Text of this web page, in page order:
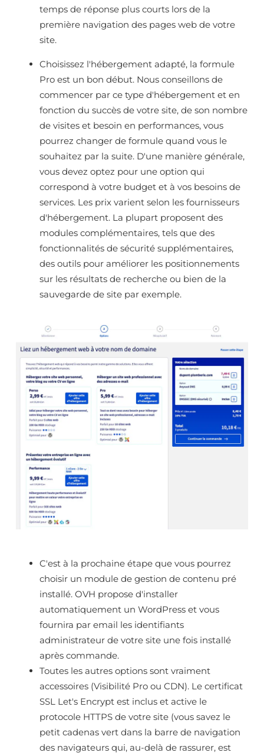
temps de réponse plus courts lors de la
première navigation des pages web de votre
site.
Choisissez l'hébergement adapté, la formule
Pro est un bon début. Nous conseillons de
commencer par ce type d'hébergement et en
fonction du succès de votre site, de son nombre
de visites et besoin en performances, vous
pourrez changer de formule quand vous le
souhaitez par la suite. D'une manière générale,
vous devez optez pour une option qui
correspond à votre budget et à vos besoins de
services. Les prix varient selon les fournisseurs
d'hébergement. La plupart proposent des
modules complémentaires, tels que des
fonctionnalités de sécurité supplémentaires,
des outils pour améliorer les positionnements
sur les résultats de recherche ou bien de la
sauvegarde de site par exemple.
C'est à la prochaine étape que vous pourrez
choisir un module de gestion de contenu pré
installé. OVH propose d'installer
automatiquement un WordPress et vous
fournira par email les identifiants
administrateur de votre site une fois installé
après commande.
Toutes les autres options sont vraiment
accessoires (Visibilité Pro ou CDN). Le certificat
SSL Let's Encrypt est inclus et active le
protocole HTTPS de votre site (vous savez le
petit cadenas vert dans la barre de navigation
des navigateurs qui, au-delà de rassurer, est